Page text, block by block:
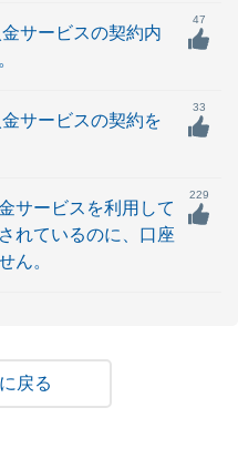
サービスの契約内
47
サービスの契約を
33
サービスを利用して
れているのに、口座
ん。
229
戻る